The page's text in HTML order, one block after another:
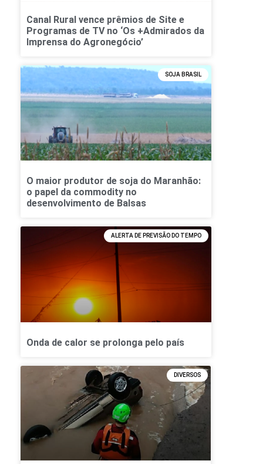
Canal Rural vence prêmios de Site e
Programas de TV no ‘Os +Admirados da
Imprensa do Agronegócio’
SOJA BRASIL
O maior produtor de soja do Maranhão:
o papel da commodity no
desenvolvimento de Balsas
ALERTA DE PREVISÃO DO TEMPO
Onda de calor se prolonga pelo país
DIVERSOS